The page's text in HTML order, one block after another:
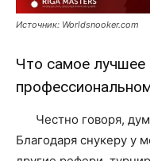
Источник: Worldsnooker.com
Что самое лучшее
Честно говоря,
Благодаря снукеру у